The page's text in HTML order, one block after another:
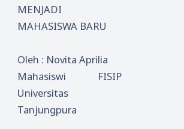
MENJADI
MAHASISWA BARU
Oleh : Novita Aprilia
Mahasiswi FISIP
Universitas
Tanjungpura